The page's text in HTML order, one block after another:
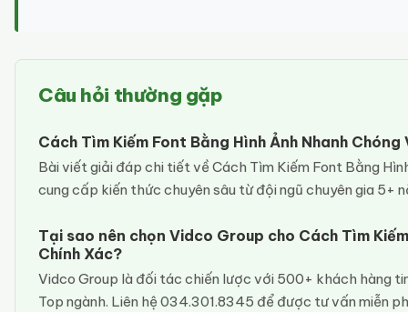
Câu hỏi thường gặp
Cách Tìm Kiếm Font Bằng Hình Ảnh Nhanh
Bài viết giải đáp chi tiết về Cách Tìm Kiếm Font Bằng
cung cấp kiến thức chuyên sâu từ đội ngũ chuyên gia 5+
Tại sao nên chọn Vidco Group cho Cách Tìm
Chính Xác?
Vidco Group là đối tác chiến lược với 500+ khách hàng
Top ngành. Liên hệ 034.301.8345 để được tư vấn miễn